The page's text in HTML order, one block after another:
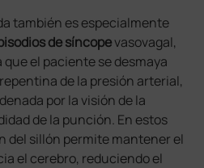
también es especialmente
de síncopevasovagal,
el paciente se desmaya
de la presión arterial,
por la visión de la
de la punción. En estos
del sillón permite mantener el
el cerebro, reduciendo el